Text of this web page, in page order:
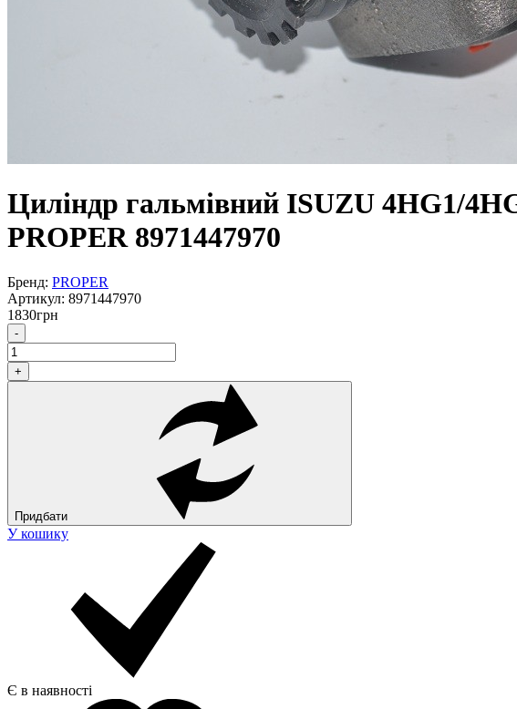
Циліндр гальмівний ISUZU 4HG1/
PROPER 8971447970
Бренд: PROPER
Артикул: 8971447970
1830грн
-
+
Придбати
У кошику
Є в наявності